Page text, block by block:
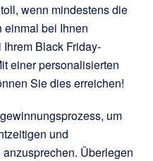
wenn mindestens die
einmal bei Ihnen
Black Friday-
einer personalisierten
Sie dies erreichen!
um
und
Überlegen